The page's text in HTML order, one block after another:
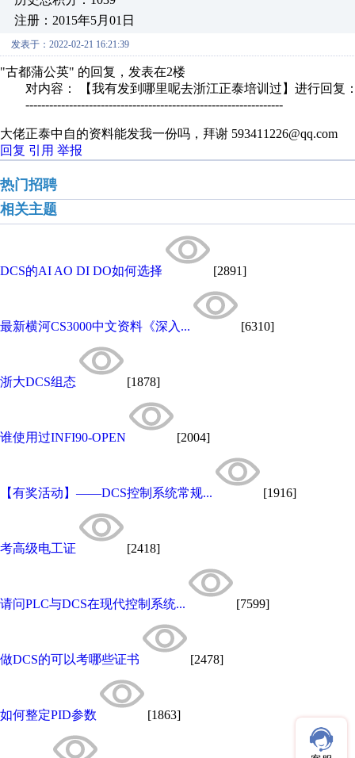
注册：2015年5月01日
发表于：2022-02-21 16:21:39
"古都蒲公英" 的回复，发表在2楼
对内容： 【我有发到哪里呢去浙江正泰培训过】进行回复
-----------------------------------------------------------------
大佬正泰中自的资料能发我一份吗，拜谢 593411226@qq.com
回复 引用 举报
热门招聘
相关主题
DCS的AI AO DI DO如何选择 [2891]
最新横河CS3000中文资料《深入... [6310]
浙大DCS组态 [1878]
谁使用过INFI90-OPEN [2004]
【有奖活动】——DCS控制系统常规... [1916]
考高级电工证 [2418]
请问PLC与DCS在现代控制系统... [7599]
做DCS的可以考哪些证书 [2478]
如何整定PID参数 [1863]